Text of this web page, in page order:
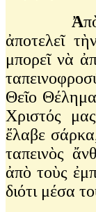
Ἀ
ἀποτελεῖ
μπορεῖ νὰ
Θεῖο
Χριστός
ἔλαβε
ταπεινὸς
ἀπὸ τοὺς
διότι μέσα